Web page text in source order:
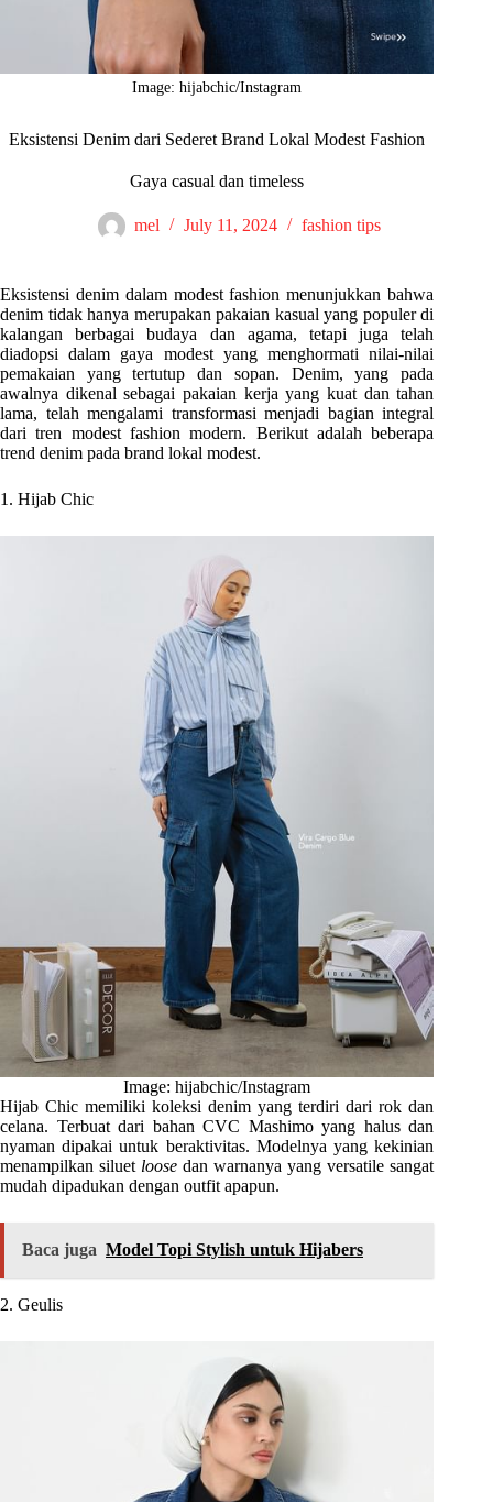
Image: hijabchic/Instagram
Eksistensi Denim dari Sederet Brand Lokal Modest Fashion
Gaya casual dan timeless
mel July 11, 2024 fashion tips
Eksistensi denim dalam modest fashion menunjukkan bahwa
denim tidak hanya merupakan pakaian kasual yang populer di
kalangan berbagai budaya dan agama, tetapi juga telah
diadopsi dalam gaya modest yang menghormati nilai-nilai
pemakaian yang tertutup dan sopan. Denim, yang pada
awalnya dikenal sebagai pakaian kerja yang kuat dan tahan
lama, telah mengalami transformasi menjadi bagian integral
dari tren modest fashion modern. Berikut adalah beberapa
trend denim pada brand lokal modest.
1. Hijab Chic
Image: hijabchic/Instagram
Hijab Chic memiliki koleksi denim yang terdiri dari rok dan
celana. Terbuat dari bahan CVC Mashimo yang halus dan
nyaman dipakai untuk beraktivitas. Modelnya yang kekinian
menampilkan siluet loosedan warnanya yang versatile sangat
mudah dipadukan dengan outfit apapun.
Baca juga Model Topi Stylish untuk Hijabers
2. Geulis